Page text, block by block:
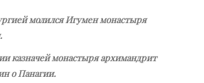
молился Игумен монастыря
казначей монастыря архимандрит
о Панагии.